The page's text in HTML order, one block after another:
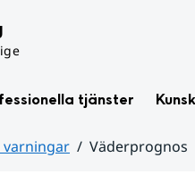
tjänster
varningar
Väderprognos